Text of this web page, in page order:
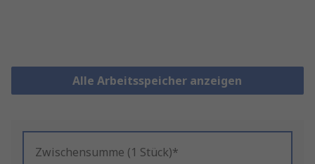
Alle Arbeitsspeicher anzeigen
Zwischensumme (1 Stück)*